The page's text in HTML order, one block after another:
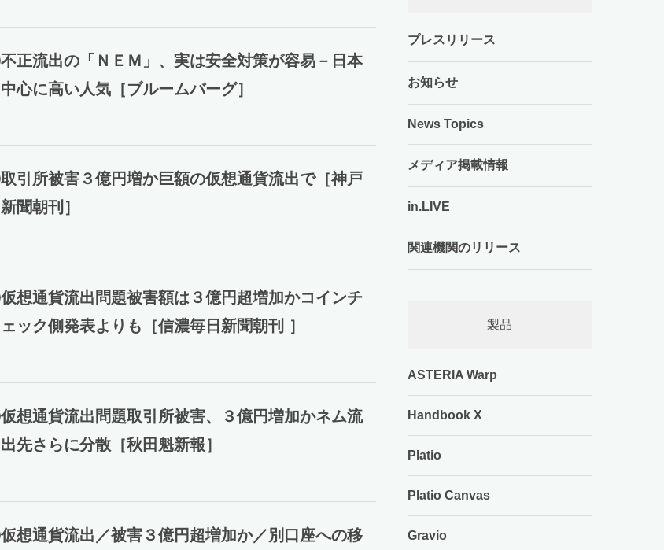
不正流出の「ＮＥＭ」、実は安全対策が容易－日本
中心に高い人気［ブルームバーグ］
取引所被害３億円増か巨額の仮想通貨流出で［神戸
新聞朝刊］
仮想通貨流出問題被害額は３億円超増加かコインチ
ェック側発表よりも［信濃毎日新聞朝刊 ］
仮想通貨流出問題取引所被害、３億円増加かネム流
出先さらに分散［秋田魁新報］
仮想通貨流出／被害３億円超増加か／別口座への移
プレスリリース
お知らせ
News Topics
メディア掲載情報
in.LIVE
関連機関のリリース
製品
ASTERIA Warp
Handbook X
Platio
Platio Canvas
Gravio